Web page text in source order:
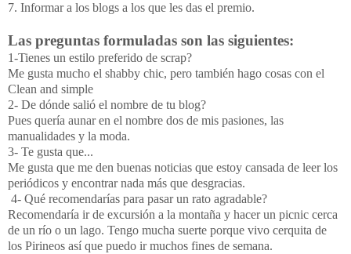
7. Informar a los blogs a los que les das el premio.
Las preguntas formuladas son las siguientes:
1-Tienes un estilo preferido de scrap?
Me gusta mucho el shabby chic, pero también hago cosas con el
Clean and simple
2- De dónde salió el nombre de tu blog?
Pues quería aunar en el nombre dos de mis pasiones, las
manualidades y la moda.
3- Te gusta que...
Me gusta que me den buenas noticias que estoy cansada de leer los
periódicos y encontrar nada más que desgracias.
4- Qué recomendarías para pasar un rato agradable?
Recomendaría ir de excursión a la montaña y hacer un picnic cerca
de un río o un lago. Tengo mucha suerte porque vivo cerquita de
los Pirineos así que puedo ir muchos fines de semana.